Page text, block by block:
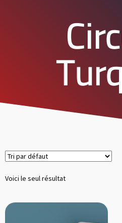
Voici le seul résultat